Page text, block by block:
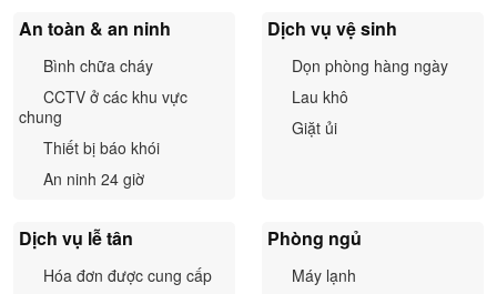
khác nhau. Vì vậy, VNAHOMES Aparthotel cung cấp nhiều
hạng phòng đa dạng, từ những không gian ấm cúng dành
cho khách lưu trú cá nhân đến các căn hộ rộng rãi phù hợp
cho gia đình hoặc lưu trú dài ngày.
hưởng cùng một tiêu chuẩn về sự tiện nghi, riêng tư và chất
lượng dịch vụ, giúp mỗi kỳ lưu trú trở nên thoải mái và trọn
An toàn & an ninh
Bình chữa cháy
CCTV ở các khu vực
chung
Thiết bị báo khói
An ninh 24 giờ
Dịch vụ vệ sinh
Dọn phòng hàng ngày
Lau khô
Giặt ủi
Dịch vụ lễ tân
Hóa đơn được cung cấp
Phòng ngủ
Máy lạnh